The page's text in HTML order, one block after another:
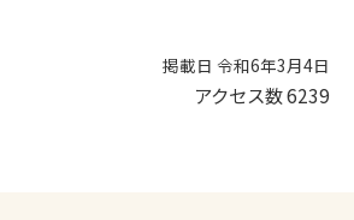
掲載日 令和6年3月4日
アクセス数6239